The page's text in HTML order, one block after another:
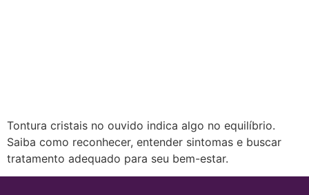
Tontura cristais no ouvido indica algo no equilíbrio.
Saiba como reconhecer, entender sintomas e buscar
tratamento adequado para seu bem-estar.